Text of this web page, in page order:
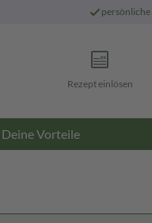
persönliche
Rezept einlösen
Deine Vorteile